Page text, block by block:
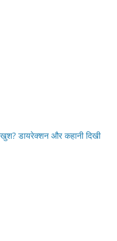
डायरेक्शन और कहानी दिखी